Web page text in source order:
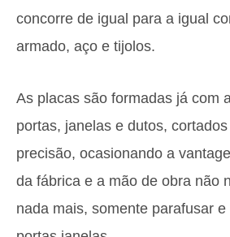
concorre de igual para a igual
armado, aço e tijolos.
As placas são formadas já com
portas, janelas e dutos,
precisão, ocasionando a
da fábrica e a mão de obra não
nada mais, somente parafusar